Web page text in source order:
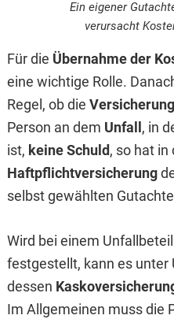
Ein eigener
verursacht
Für die Übernahme der
eine wichtige Rolle.
Regel, ob die
Person an dem Unfall , in
ist, keine Schuld, so hat in
Haftpflichtversicherung
selbst gewählten
Wird bei einem
festgestellt, kann es unter
dessen
Im Allgemeinen muss die